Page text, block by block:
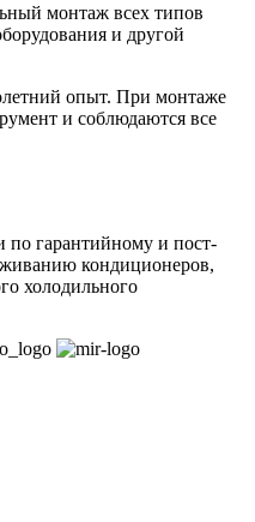
монтаж всех типов
и другой
опыт. При монтаже
и соблюдаются все
по гарантийному и пост-
кондиционеров,
холодильного